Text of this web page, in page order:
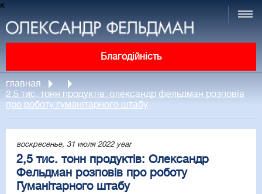
к
Благодійність
главная
2,5 тис. тонн продуктів: олександр фельдман розповів
про роботу гуманітарного штабу
воскресенье, 31 июля 2022 year
2,5 тис. тонн продуктів: Олександр
Фельдман розповів про роботу
Гуманітарного штабу